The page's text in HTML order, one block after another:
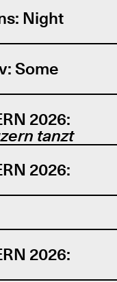
Night
Some
2026:
tanzt
2026:
2026: